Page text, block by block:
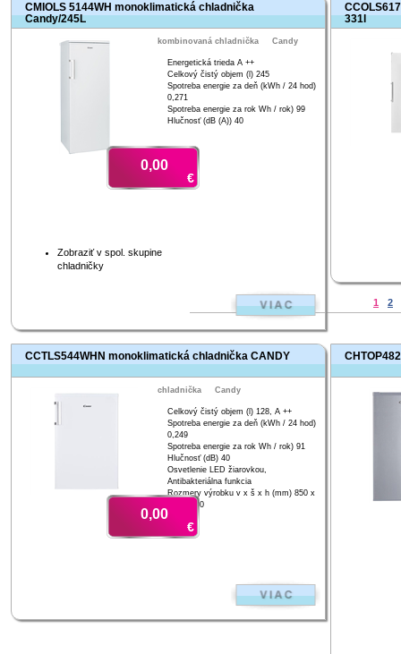
CMIOLS 5144WH monoklimatická chladnička
Candy/245L
kombinovaná chladnička Candy
Energetická trieda A ++
Celkový čistý objem (l) 245
Spotreba energie za deň (kWh / 24 hod)
0,271
Spotreba energie za rok Wh / rok) 99
Hlučnosť (dB (A)) 40
0,00
€
Zobraziť v spol. skupine
chladničky
331l
CCTLS544WHN monoklimatická chladnička CANDY
chladnička Candy
Celkový čistý objem (l) 128, A ++
Spotreba energie za deň (kWh / 24 hod)
0,249
Spotreba energie za rok Wh / rok) 91
Hlučnosť (dB) 40
Osvetlenie LED žiarovkou,
Antibakteriálna funkcia
Rozmery výrobku v x š x h (mm) 850 x
550 x 580
0,00
€
1 2